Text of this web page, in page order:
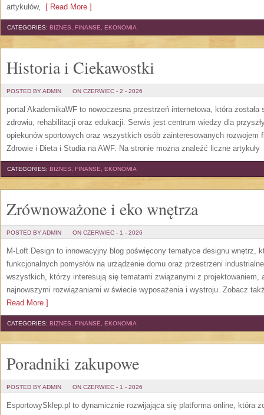
artykułów, [ Read More ]
CATEGORIES: BIZNES, FINANSE, EKONOMIA
Historia i Ciekawostki
POSTED BY ADMIN ON CZERWIEC - 2 - 2026
portal AkademikaWF to nowoczesna przestrzeń internetowa, która
zdrowiu, rehabilitacji oraz edukacji. Serwis jest centrum wiedzy dla
opiekunów sportowych oraz wszystkich osób zainteresowanych rozwojem
Zdrowie i Dieta i Studia na AWF. Na stronie można znaleźć liczne artykuły
CATEGORIES: BIZNES, FINANSE, EKONOMIA
Zrównoważone i eko wnętrza
POSTED BY ADMIN ON CZERWIEC - 1 - 2026
M-Loft Design to innowacyjny blog poświęcony tematyce designu wnętrz,
funkcjonalnych pomysłów na urządzenie domu oraz przestrzeni
wszystkich, którzy interesują się tematami związanymi z projektowaniem,
najnowszymi rozwiązaniami w świecie wyposażenia i wystroju. Zobacz
Read More ]
CATEGORIES: BIZNES, FINANSE, EKONOMIA
Poradniki zakupowe
POSTED BY ADMIN ON CZERWIEC - 1 - 2026
EsportowySklep.pl to dynamicznie rozwijająca się platforma online, która